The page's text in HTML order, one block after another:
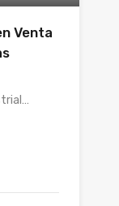
Venta